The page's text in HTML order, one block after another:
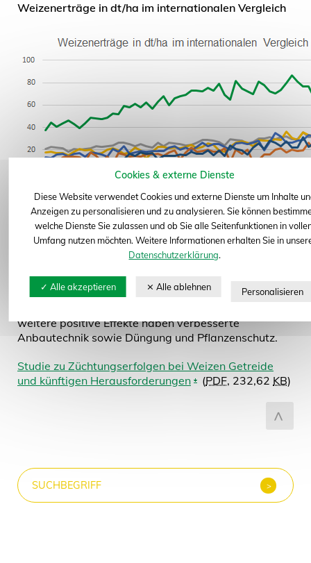
Weizenerträge in dt/ha im internationalen Vergleich
Quelle: BDP
Einen großen Anteil an der Verdreifachung der
Erträge in Deutschland seit den 1950er Jahren hat
die Züchtung: für mehr als die Hälfte des
weitere positive Effekte haben verbesserte
Anbautechnik sowie Düngung und Pflanzenschutz.
Studie zu Züchtungserfolgen bei Weizen Getreide
und künftigen Herausforderungen
(PDF, 232,62 KB)
zum Seitenanfang
Cookies & externe Dienste
Diese Website verwendet Cookies und externe Dienste um Inhalte
Anzeigen zu personalisieren und zu analysieren. Sie können
welche Dienste Sie zulassen und ob Sie alle Seitenfunktionen in
Umfang nutzen möchten. Weitere Informationen erhalten Sie in
Datenschutzerklärung.